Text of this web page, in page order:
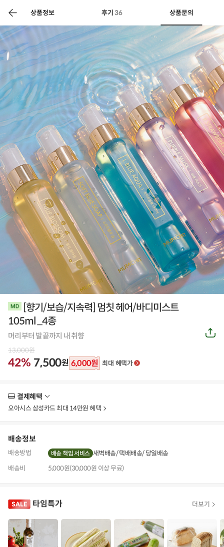
상품정보 후기 36 상품문의
인 농축산물할인 찬들마루 주문/배송 고객센터
[향기/보습/지속력] 멈칫 헤어/바디미스트
105ml _4종
머리부터 발끝까지 내 취향
13,000원
42% 7,500원 6,000원 최대 혜택가
공
유
결제혜택
보
오아시스 삼성카드 최대 14만원 혜택
배송정보
배송방법 배송 책임 서비스 새벽배송 택배배송 당일배송
배송비
5,000원(30,000원 이상 무료)
타임특가 더보기